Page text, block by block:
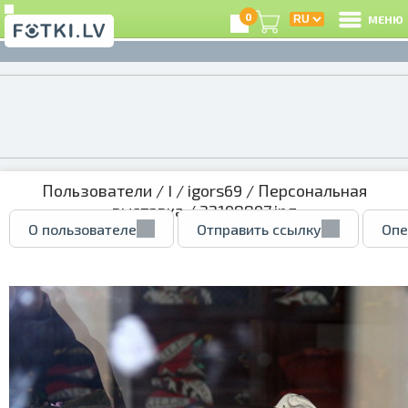
0 МЕНЮ
Пользователи / I / igors69 / Персональная
выставка/ 32198897.jpg
О пользователе Отправить ссылку